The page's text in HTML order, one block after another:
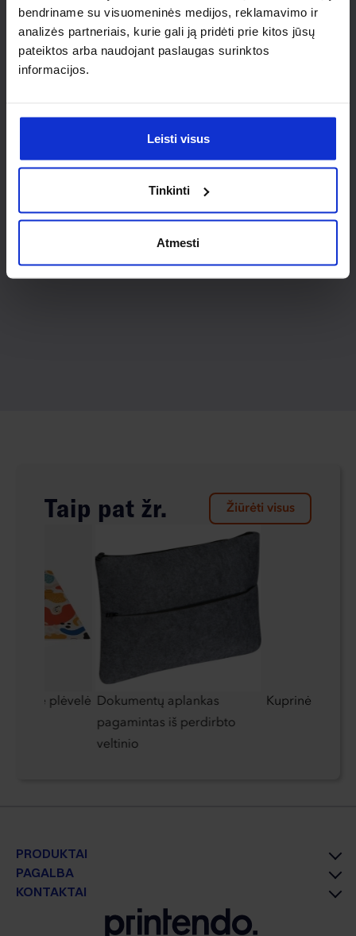
bendriname su visuomeninės medijos, reklamavimo ir
analizės partneriais, kurie gali ją pridėti prie kitos jūsų
pateiktos arba naudojant paslaugas surinktos
informacijos.
Leisti visus
Tinkinti
Atmesti
nestandartinio produkto aptarimo.
Susisiekti
Taip pat žr. Žiūrėti visus
plėvelė
Dokumentų aplankas
pagamintas iš perdirbto
veltinio
Kuprinė
PRODUKTAI
PAGALBA
KONTAKTAI